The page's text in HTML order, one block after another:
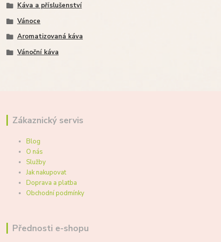
Káva a příslušenství
Vánoce
Aromatizovaná káva
Vánoční káva
Zákaznický servis
Blog
O nás
Služby
Jak nakupovat
Doprava a platba
Obchodní podmínky
Přednosti e-shopu